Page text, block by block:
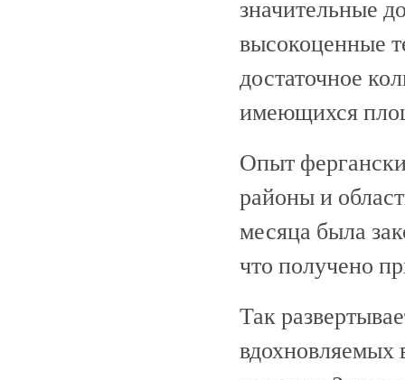
значительные
высокоценные
достаточное
имеющихся
Опыт
районы и
месяца была
что получено
Так
вдохновляемых